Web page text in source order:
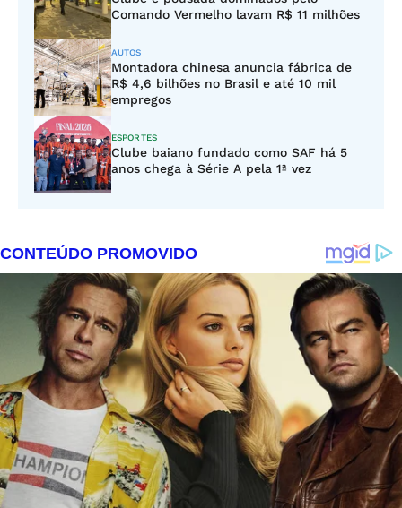
Comando Vermelho lavam R$ 11 milhões
AUTOS
Montadora chinesa anuncia fábrica de
R$ 4,6 bilhões no Brasil e até 10 mil
empregos
ESPORTES
Clube baiano fundado como SAF há 5
anos chega à Série A pela 1ª vez